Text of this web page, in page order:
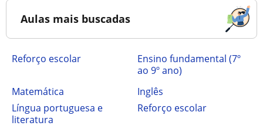
Aulas mais buscadas
Reforço escolar
ensino fundamental (7º
ao 9º ano)
Matemática
Inglês
Língua portuguesa e
literatura
Reforço escolar